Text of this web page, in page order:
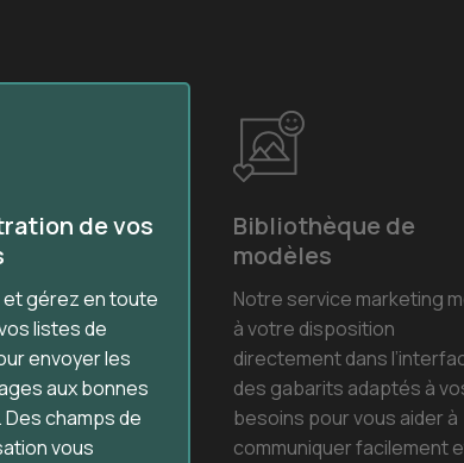
de vos
gérez en toute
listes de
envoyer les
aux bonnes
champs de
vous
Bibliothèque de
modèles
Notre service marketing
à votre disposition
directement dans
des gabarits adaptés à
besoins pour vous aider à
communiquer facilement